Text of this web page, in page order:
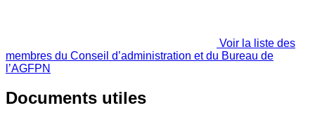
Voir la liste des
membres du Conseil d’administration et du Bureau de
l’AGFPN
Documents utiles